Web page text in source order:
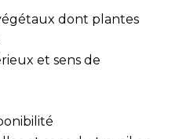
dont plantes
et sens de